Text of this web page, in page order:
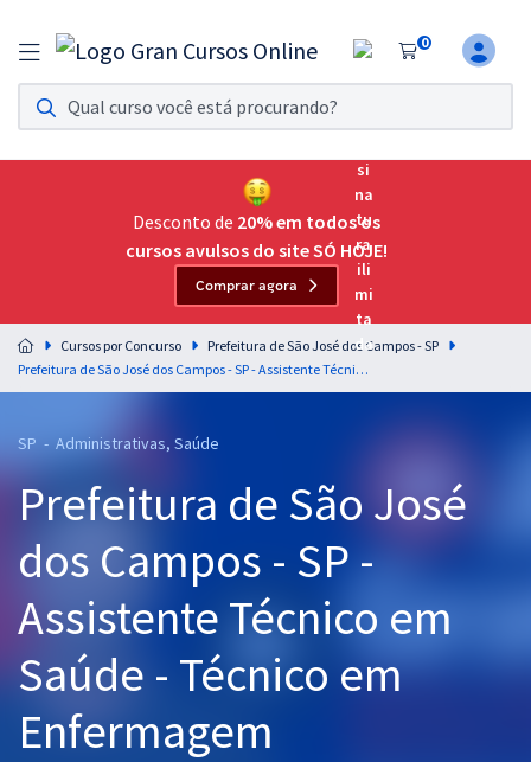
0
Assinatura Ilimitada 11
Acesso a todos os cursos. Teste grátis por 7 dias!
Assinatura OAB Até Passar
Acesso ilimitado a toda preparação para o Exame da
Residências Multiprofissionais
Preparação completa e intensiva para as principais
residências em saúde do Brasil
Cursos 20% OFF
Pós
Graduação
OAB
Mentorias
Desconto de 20% em todos os
cursos avulsos do site SÓ HOJE!
Comprar agora
Cursos por Concurso
Prefeitura de São José dos Campos - SP
Prefeitura de São José dos Campos - SP - Assistente Técnico em Saúde - Técnico em Enfermagem
SP - Administrativas, Saúde
Prefeitura de São José
dos Campos - SP -
Assistente Técnico em
Saúde - Técnico em
Enfermagem